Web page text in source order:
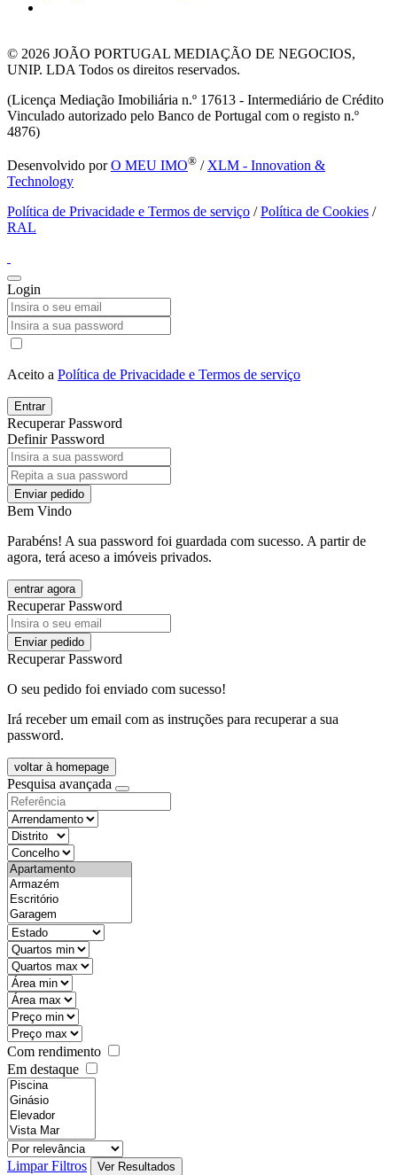
© 2026 JOÃO PORTUGAL MEDIAÇÃO DE NEGOCIOS,
UNIP. LDA Todos os direitos reservados.
(Licença Mediação Imobiliária n.º 17613 - Intermediário de Crédito
Vinculado autorizado pelo Banco de Portugal com o registo n.º
4876)
Desenvolvido porO MEU IMO® / XLM - Innovation &
Technology
Política de Privacidade e Termos de serviço /Política de Cookies /
RAL
Login
Aceito a Política de Privacidade e Termos de serviço
Entrar
Recuperar Password
Definir Password
Enviar pedido
Bem Vindo
Parabéns! A sua password foi guardada com sucesso. A partir de
agora, terá aceso a imóveis privados.
entrar agora
Recuperar Password
Enviar pedido
Recuperar Password
O seu pedido foi enviado com sucesso!
Irá receber um email com as instruções para recuperar a sua
password.
voltar à homepage
Pesquisa avançada
Com rendimento
Em destaque
Limpar Filtros Ver Resultados